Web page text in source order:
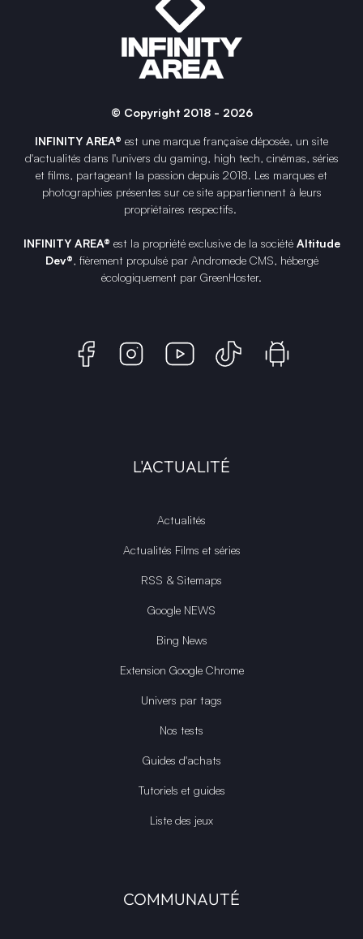
© Copyright 2018 - 2026
INFINITY AREA® est une marque française déposée, un site
d'actualités dans l'univers du gaming, high tech, cinémas, séries
et films, partageant la passion depuis 2018. Les marques et
photographies présentes sur ce site appartiennent à leurs
propriétaires respectifs.
INFINITY AREA® est la propriété exclusive de la société Altitude
Dev®, fièrement propulsé par Andromede CMS, hébergé
écologiquement par GreenHoster.
L'ACTUALITÉ
Actualités
Actualités Films et séries
RSS & Sitemaps
Google NEWS
Bing News
Extension Google Chrome
Univers par tags
Nos tests
Guides d'achats
Tutoriels et guides
Liste des jeux
COMMUNAUTÉ